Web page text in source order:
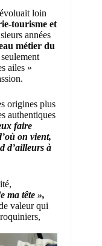
loin
tourisme et
années
métier du
ailes »
origines plus
authentiques
faire
on vient,
d’ailleurs à
ma tête »,
valeur qui